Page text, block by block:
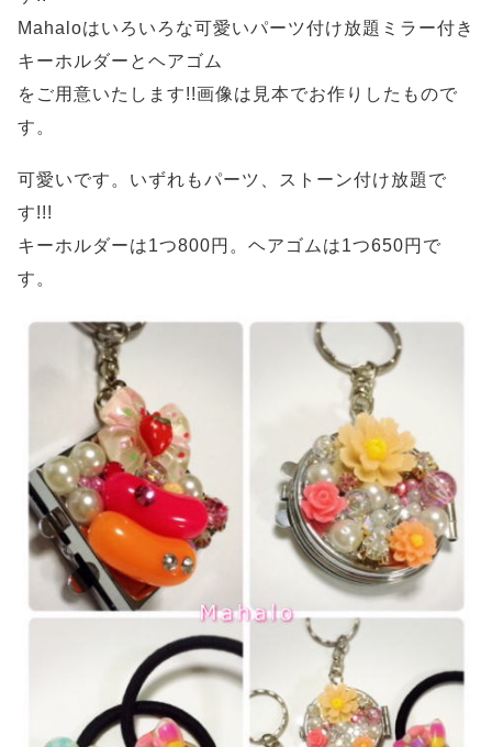
Mahaloはいろいろな可愛いパーツ付け放題ミラー付き
キーホルダーとヘアゴム
をご用意いたします!!画像は見本でお作りしたもので
す。
可愛いです。いずれもパーツ、ストーン付け放題で
す!!!
キーホルダーは1つ800円。ヘアゴムは1つ650円で
す。